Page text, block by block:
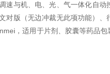
与机、电、光、气一体化自动
版（无边冲裁无此项功能）、
，适用于片剂、胶囊等药品